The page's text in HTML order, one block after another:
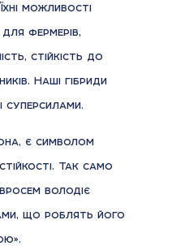
можливості
фермерів,
стійкість до
Наші гібриди
суперсилами.
є символом
Так само
володіє
що роблять його